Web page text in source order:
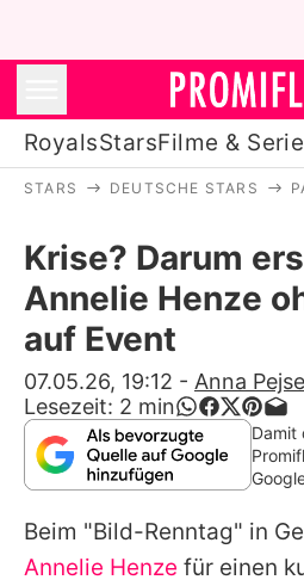
RoyalsStarsFilme &
Stars
Filme &
Familie &
Promiflash
Alle Themen auf
STARS DEUTSCHE STARS
Krise? Darum
Annelie Henze
auf Event
07.05.26, 19:12 - Anna
Lesezeit: 2 min
Damit
Beim "Bild-Renntag" in
Annelie Henze für einen